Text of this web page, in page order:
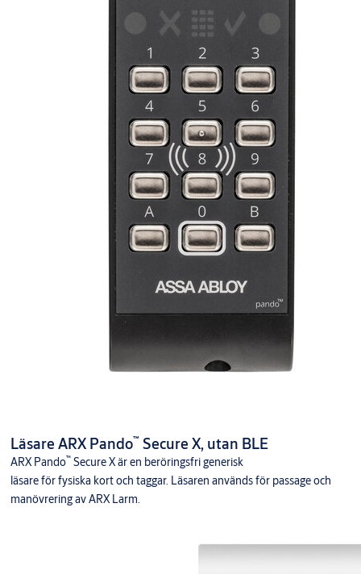
Läsare ARX Pando™Secure X, utan BLE
ARX Pando™Secure X är en beröringsfri generisk
läsare för fysiska kort och taggar. Läsaren används för passage och
manövrering av ARX Larm.